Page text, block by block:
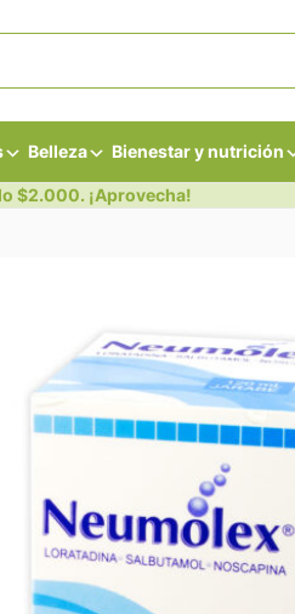
Belleza Bienestar y nutrición
$2.000. ¡Aprovecha!